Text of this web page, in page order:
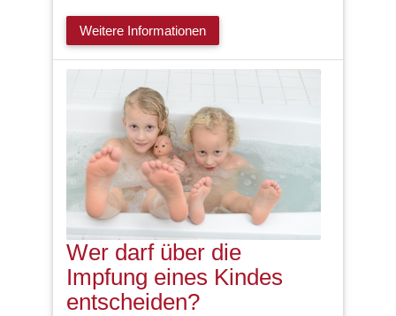
Weitere Informationen
Wer darf über die
Impfung eines Kindes
entscheiden?